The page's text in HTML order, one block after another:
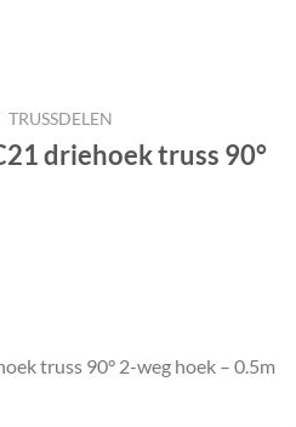
TRUSSDELEN
driehoek truss 90°
truss 90° 2-weg hoek – 0.5m